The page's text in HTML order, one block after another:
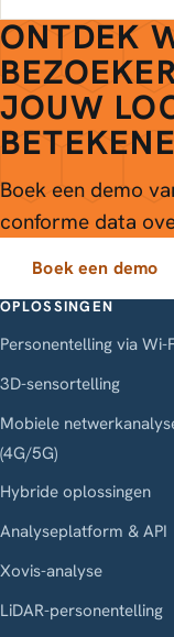
ONTDEK
JOUW
Boek een demo
conforme data
Boek een demo
OPLOSSINGEN
Personentelling via Wi-
3D-sensortelling
Mobiele
(4G/5G)
Hybride oplossingen
Analyseplatform & API
Xovis-analyse
LiDAR-personentelling